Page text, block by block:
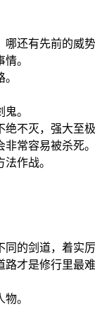
还有先前的威势
。
。
不灭，强大至
常容易被杀死。
作战。
的剑道，着实厉
才是修行里最难
。